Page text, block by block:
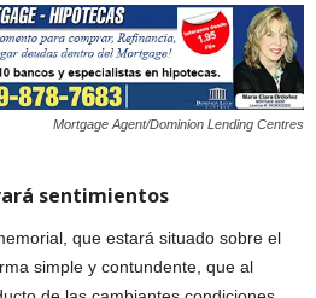
Mortgage Agent/Dominion Lending Centres
sentimientos
que estará situado sobre el
simple y contundente, que al